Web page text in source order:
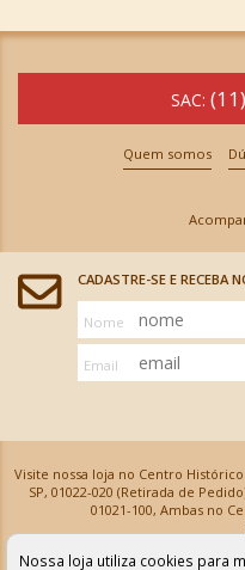
SAC:
Quem somos
CADASTRE-SE E RECEBA
Nome
Email
Visite nossa loja no Centro
SP, 01022-020 (Retirada de
01021-100, Ambas no
Armarinhos Santa
Nossa loja utiliza cookies para